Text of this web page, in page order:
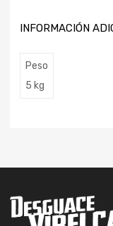
INFORMACIÓN
Peso
5 kg